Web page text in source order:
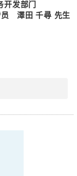
发部门
澤田 千尋 先生